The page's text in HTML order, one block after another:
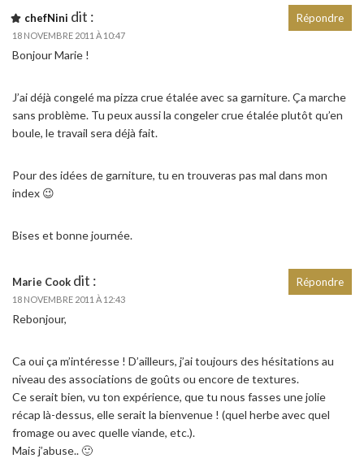
chefNini dit :
18 NOVEMBRE 2011 À 10:47
Bonjour Marie !
J’ai déjà congelé ma pizza crue étalée avec sa garniture. Ça marche
sans problème. Tu peux aussi la congeler crue étalée plutôt qu’en
boule, le travail sera déjà fait.
Pour des idées de garniture, tu en trouveras pas mal dans mon
index 😉
Bises et bonne journée.
Répondre
Marie Cook dit :
18 NOVEMBRE 2011 À 12:43
Rebonjour,
Ca oui ça m’intéresse ! D’ailleurs, j’ai toujours des hésitations au
niveau des associations de goûts ou encore de textures.
Ce serait bien, vu ton expérience, que tu nous fasses une jolie
récap là-dessus, elle serait la bienvenue ! (quel herbe avec quel
fromage ou avec quelle viande, etc.).
Mais j’abuse.. 🙂
Répondre